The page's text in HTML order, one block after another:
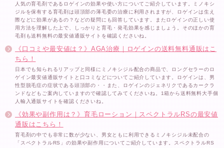
人気の育毛剤であるロゲインの効果や使い方についてご紹介しています。ミノキシ
ジルを保有する育毛剤は頭頂部の薄毛委の治療に利用されますが、ロゲインは生え
際などに効果があるの？などの疑問にも回答しています。またロゲインの正しい使
用方法を理解した上で、しっかりと育毛・発毛効果を感じましょう。そのほかの育
毛剤も送料無料の最安値通販サイトを確認くださいね。
《口コミや最安値は？》AGA治療｜ロゲインの送料無料通販はこ
ちら！
日本でも知られるリアップと同様にミノキシジル配合の商品で、ロングセラーのロ
ゲイン最安値通販サイトと口コミなどについてご紹介しています。ロゲインは、男
性型脱毛症の症状である頭頂部の・・また、ロゲインのジェネリクであるカークラ
ンドなどもご案内していますので確認してみてくださいね。1箱から送料無料大手個
人輸入通販サイトを確認くださいね。
《効果や副作用は？》育毛ローション｜スペクトラルRSの最安値
通販はこちら！
育毛剤の中でも非常に数が少ない、男女ともに利用できるミノキシジル未配合の
「スペクトラルRS」の効果や副作用についてご紹介しています。スペクトラルRS